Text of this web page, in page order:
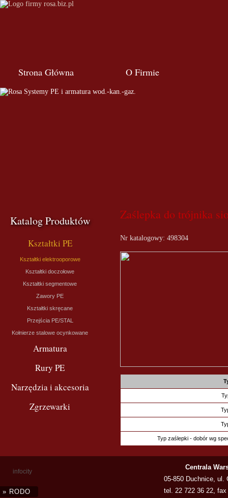
Strona Główna O Firmie
Katalog Produktów
Kształtki PE
Kształtki elektrooporowe
Kształtki doczołowe
Kształtki segmentowe
Zawory PE
Kształtki skręcane
Przejścia PE/STAL
Kołnierze stalowe ocynkowane
Armatura
Rury PE
Narzędzia i akcesoria
Zgrzewarki
Zaślepka do trójnika
Nr katalogowy: 498304
Typ zaślepki - dobór wg
infocity
» RODO
Centrala
05-850 Duchnice, ul.
tel. 22 722 36 22, fax